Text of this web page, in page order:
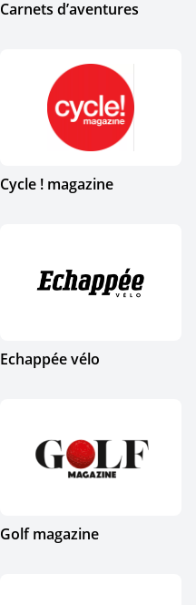
Carnets d’aventures
Cycle ! magazine
Echappée vélo
Golf magazine